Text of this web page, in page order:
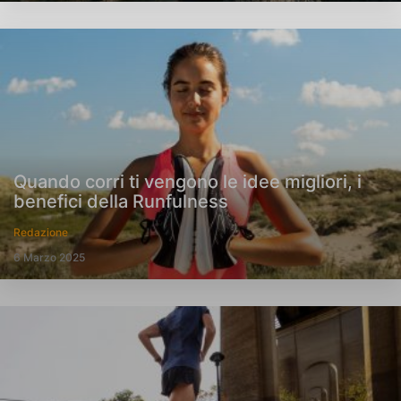
Quando corri ti vengono le idee migliori, i
benefici della Runfulness
Redazione
6 Marzo 2025